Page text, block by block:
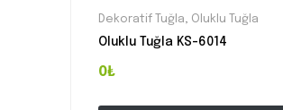
Dekoratif Tuğla, Oluklu Tuğla
Oluklu Tuğla KS-6014
0₺